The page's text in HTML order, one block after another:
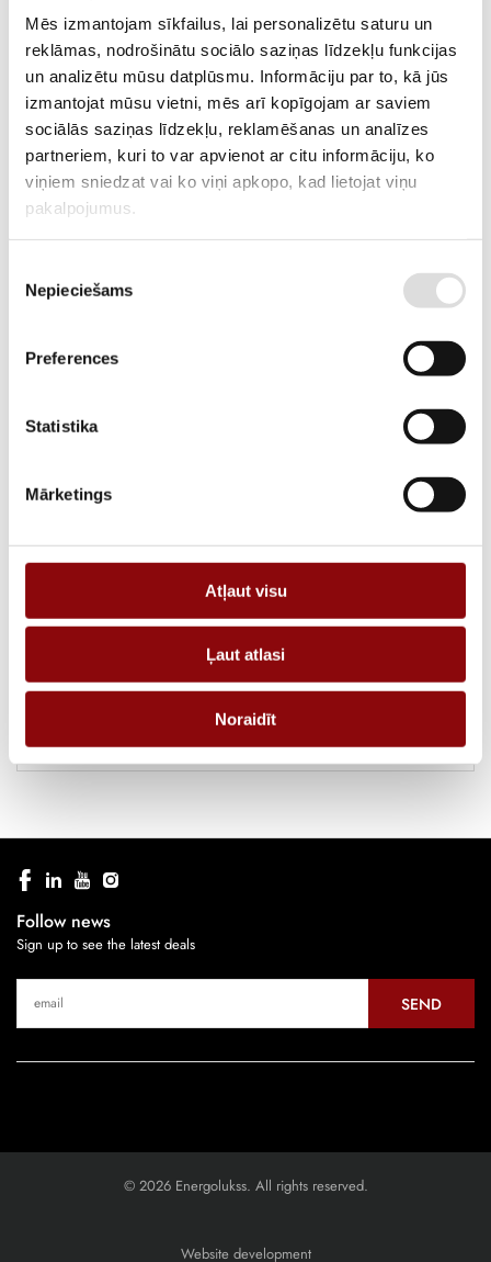
Mēs izmantojam sīkfailus, lai personalizētu saturu un
reklāmas, nodrošinātu sociālo saziņas līdzekļu funkcijas
un analizētu mūsu datplūsmu. Informāciju par to, kā jūs
izmantojat mūsu vietni, mēs arī kopīgojam ar saviem
sociālās saziņas līdzekļu, reklamēšanas un analīzes
partneriem, kuri to var apvienot ar citu informāciju, ko
viņiem sniedzat vai ko viņi apkopo, kad lietojat viņu
pakalpojumus.
izvēle
Nepieciešams
Preferences
Statistika
Mārketings
Atļaut visu
Ļaut atlasi
Noraidīt
Fuel level indicator
DB2500-3500,
3056000000079
AVAILABILITY Available on backorder
SKU 211100205
12 weeks
REQUEST AN OFFER
Information
DIMENSIONS 10x10x10 cm
Follow news
Sign up to see the latest deals
SEND
© 2026 Energolukss. All rights reserved.
Website development